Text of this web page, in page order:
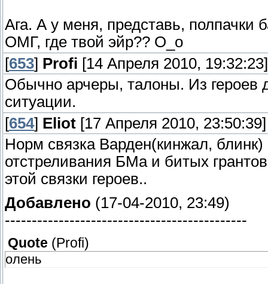
Ага. А у меня, представь, полпачки
ОМГ, где твой эйр?? O_o
[653] Profi [14 Апреля 2010, 19:32:23]
Обычно арчеры, талоны. Из героев
ситуации.
[654] Eliot [17 Апреля 2010, 23:50:39]
Норм связка Варден(кинжал,
отстреливания БМа и битых
этой связки героев..
Добавлено (17-04-2010, 23:49)
---------------------------------------------
Quote (Profi)
олень